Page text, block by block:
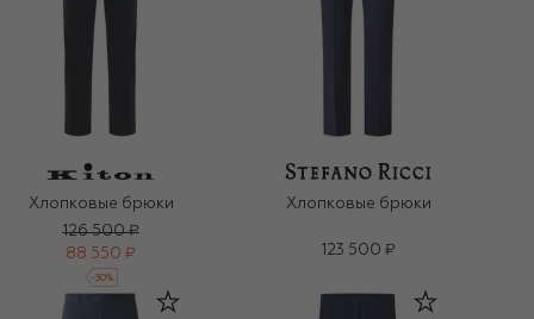
Хлопковые брюки
126 500 ₽
88 550 ₽
-30%
Хлопковые брюки
123 500 ₽